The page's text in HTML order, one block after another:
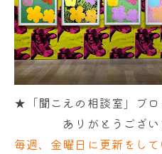
★「聞こえの相談室」ブロ
ありがとうございま
毎週、金曜日に更新をして